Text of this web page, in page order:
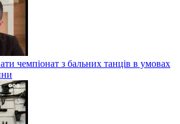
чемпіонат з бальних танців в умовах